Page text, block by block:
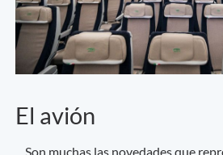
El avión
Son muchas las novedades que